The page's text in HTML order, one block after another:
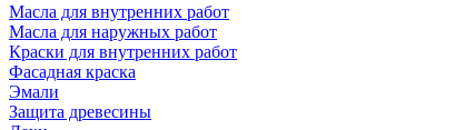
Масла для внутренних работ
Масла для наружных работ
Краски для внутренних работ
Фасадная краска
Эмали
Защита древесины